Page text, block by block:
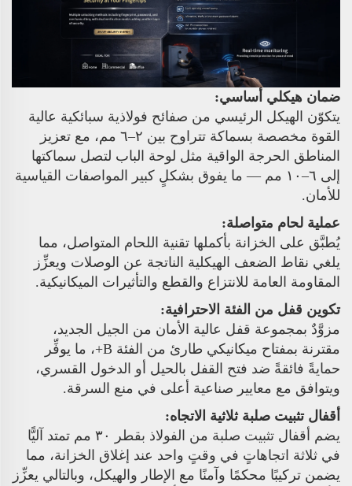
ضمان هيكلي أساسي:
يتكوّن الهيكل الرئيسي من صفائح فولاذية سبائكية عالية
القوة مخصصة بسماكة تتراوح بين ٢–٦ مم، مع تعزيز
المناطق الحرجة الواقية مثل لوحة الباب لتصل سماكتها
إلى ٦–١٠ مم — ما يفوق بشكلٍ كبير المواصفات القياسية
للأمان.
عملية لحام متواصلة:
يُطبَّق على الخزانة بأكملها تقنية اللحام المتواصل، مما
يلغي نقاط الضعف الهيكلية الناتجة عن الوصلات ويعزِّز
المقاومة العامة للانتزاع والقطع والتأثيرات الميكانيكية.
تكوين قفل من الفئة الاحترافية:
مزوَّدٌ بمجموعة قفل عالية الأمان من الجيل الجديد،
مقترنة بمفتاح ميكانيكي طارئ من الفئة B+، ما يوفِّر
حمايةً فائقةً ضد فتح القفل بالحيل أو الدخول القسري،
ويتوافق مع معايير صناعية أعلى في منع السرقة.
أقفال تثبيت صلبة ثلاثية الاتجاه:
يضم أقفال تثبيت صلبة من الفولاذ بقطر ٣٠ مم تمتد آليًّا
في ثلاثة اتجاهاتٍ في وقتٍ واحد عند إغلاق الخزانة، مما
يضمن تركيبًا محكمًا وآمنًا مع الإطار والهيكل، وبالتالي يعزِّز